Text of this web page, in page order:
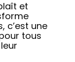
et
c’est une
tous